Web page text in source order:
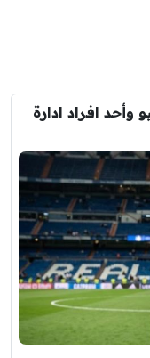
افراد ادارة